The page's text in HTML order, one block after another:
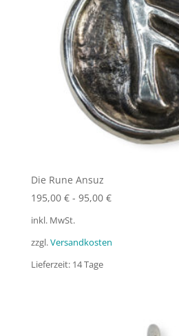
Die Rune Ansuz
195,00 €- 95,00 €
inkl. MwSt.
zzgl.Versandkosten
Lieferzeit: 14 Tage